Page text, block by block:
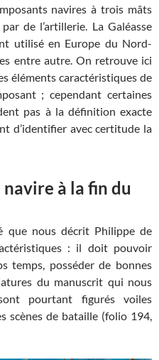
navires à trois mâts
de l’artillerie. La Galéasse
utilisé en Europe du Nord-
entre autre. On retrouve ici
éléments caractéristiques de
; cependant certaines
pas à la définition exacte
d’identifier avec certitude la
navire à la fin du
que nous décrit Philippe de
: il doit pouvoir
temps, posséder de bonnes
du manuscrit qui nous
pourtant figurés voiles
scènes de bataille (folio 194,